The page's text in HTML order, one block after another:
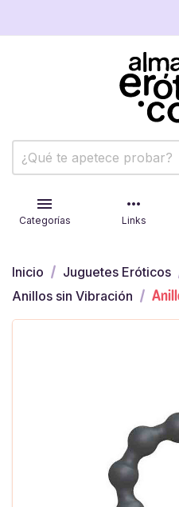

Categorías
more_horiz
Links
Inicio Juguetes Eróticos
Anillos sin Vibración